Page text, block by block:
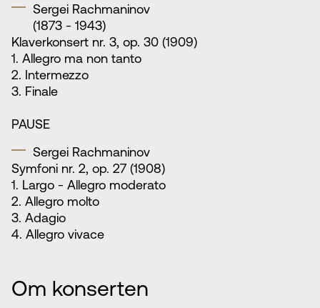
Sergei Rachmaninov
(1873 - 1943)
Klaverkonsert nr. 3, op. 30 (1909)
1. Allegro ma non tanto
2. Intermezzo
3. Finale
PAUSE
Sergei Rachmaninov
Symfoni nr. 2, op. 27 (1908)
1. Largo - Allegro moderato
2. Allegro molto
3. Adagio
4. Allegro vivace
Om konserten